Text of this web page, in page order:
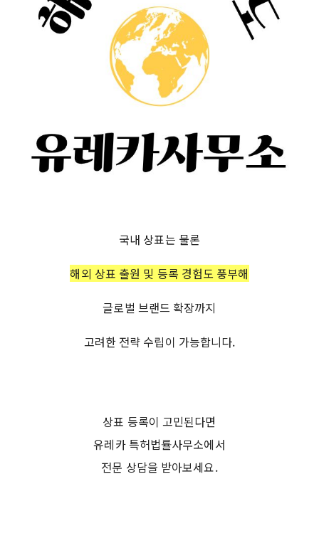
국내 상표는 물론
해외 상표 출원 및 등록 경험도 풍부해
글로벌 브랜드 확장까지
고려한 전략 수립이 가능합니다.
상표 등록이 고민된다면
유레카 특허법률사무소에서
전문 상담을 받아보세요.